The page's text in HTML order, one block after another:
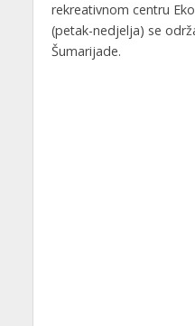
rekreativnom centru
(petak-nedjelja) se
Šumarijade.